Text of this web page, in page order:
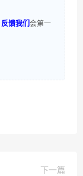
反馈我们 会第一
下一篇